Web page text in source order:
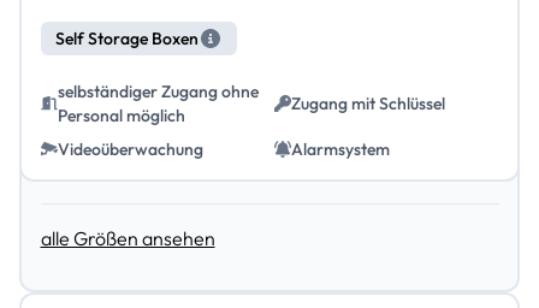
Self Storage Boxen
selbständiger Zugang ohne
Personal möglich
Zugang mit Schlüssel
Videoüberwachung Alarmsystem
alle Größen ansehen